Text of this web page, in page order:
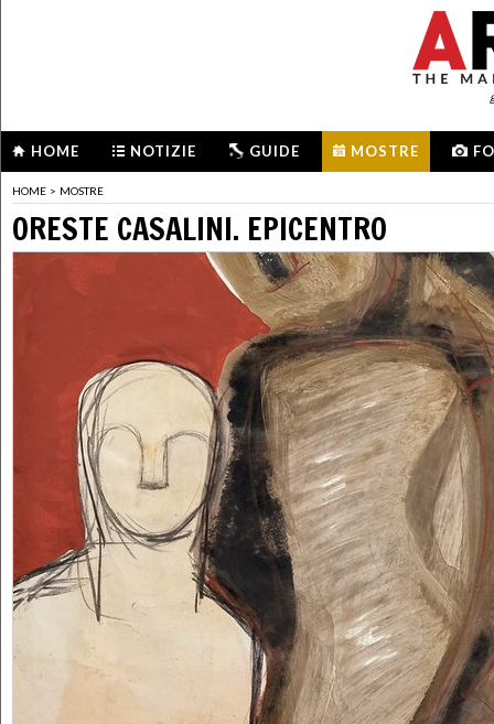
HOME NOTIZIE GUIDE MOSTRE
HOME > MOSTRE
ORESTE CASALINI. EPICENTRO